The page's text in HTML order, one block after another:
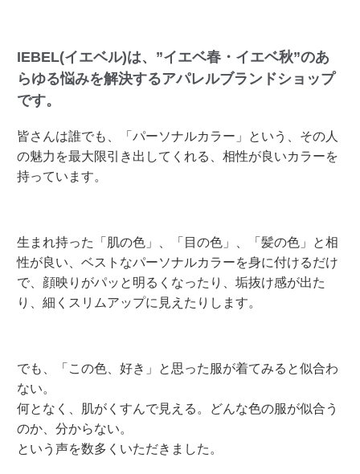
IEBEL(イエベル)は、”イエベ春・イエベ秋”のあ
らゆる悩みを解決するアパレルブランドショップ
です。
皆さんは誰でも、「パーソナルカラー」という、その人
の魅力を最大限引き出してくれる、相性が良いカラーを
持っています。
生まれ持った「肌の色」、「目の色」、「髪の色」と相
性が良い、ベストなパーソナルカラーを身に付けるだけ
で、顔映りがパッと明るくなったり、垢抜け感が出た
り、細くスリムアップに見えたりします。
でも、「この色、好き」と思った服が着てみると似合わ
ない。
何となく、肌がくすんで見える。どんな色の服が似合う
のか、分からない。
という声を数多くいただきました。